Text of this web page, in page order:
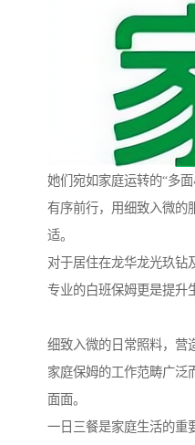
她们宛如家庭运转的“多
有序前行，用细致入微的
适。
对于居住在龙华龙光玖钻
专业的白班保姆更是提升
细致入微的日常照料，营
家庭保姆的工作范畴广泛
面面。
一日三餐是家庭生活的重